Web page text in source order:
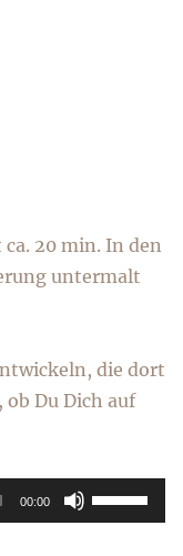
20 min. In den
untermalt
die dort
Du Dich auf
00:00
Pfeiltasten
Hoch/Runter